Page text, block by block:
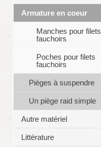
Armature en coeur
Manches pour filets
fauchoirs
Poches pour filets
fauchoirs
Pièges à suspendre
Un piège raid simple
Autre matériel
Littérature